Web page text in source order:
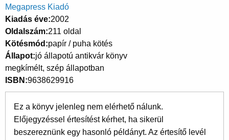
Megapress Kiadó
Kiadás éve 2002
Oldalszám 211 oldal
Kötésmód papír / puha kötés
Állapot jó állapotú antikvár könyv
megkímélt, szép állapotban
ISBN 9638629916
Ez a könyv jelenleg nem elérhető nálunk.
Előjegyzéssel értesítést kérhet, ha sikerül
beszereznünk egy hasonló példányt. Az értesítő levél